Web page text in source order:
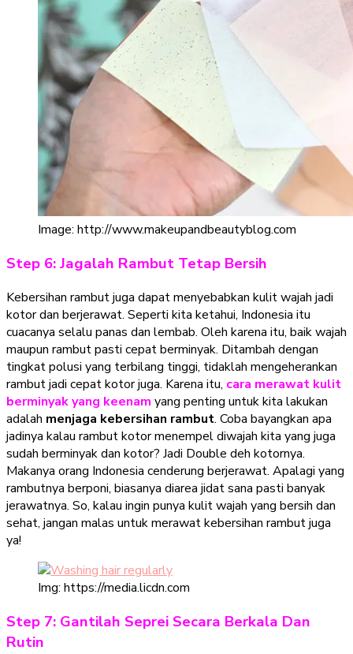
Image: http://www.makeupandbeautyblog.com
Step 6: Jagalah Rambut Tetap Bersih
Kebersihan rambut juga dapat menyebabkan kulit wajah jadi
kotor dan berjerawat. Seperti kita ketahui, Indonesia itu
cuacanya selalu panas dan lembab. Oleh karena itu, baik wajah
maupun rambut pasti cepat berminyak. Ditambah dengan
tingkat polusi yang terbilang tinggi, tidaklah mengeherankan
rambut jadi cepat kotor juga. Karena itu, cara merawat kulit
berminyak yang keenam yang penting untuk kita lakukan
adalah menjaga kebersihan rambut. Coba bayangkan apa
jadinya kalau rambut kotor menempel diwajah kita yang juga
sudah berminyak dan kotor? Jadi Double deh kotornya.
Makanya orang Indonesia cenderung berjerawat. Apalagi yang
rambutnya berponi, biasanya diarea jidat sana pasti banyak
jerawatnya. So, kalau ingin punya kulit wajah yang bersih dan
sehat, jangan malas untuk merawat kebersihan rambut juga
ya!
Img: https://media.licdn.com
Step 7: Gantilah Seprei Secara Berkala Dan
Rutin